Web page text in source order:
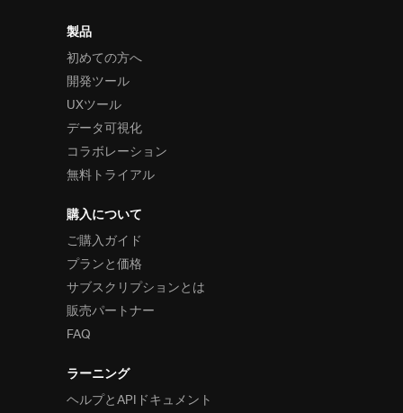
製品
初めての方へ
開発ツール
UXツール
データ可視化
コラボレーション
無料トライアル
購入について
ご購入ガイド
プランと価格
サブスクリプションとは
販売パートナー
FAQ
ラーニング
ヘルプとAPIドキュメント